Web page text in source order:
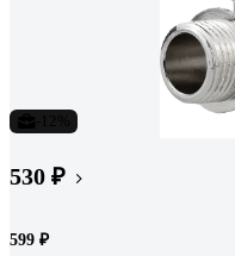
530 ₽
599 ₽